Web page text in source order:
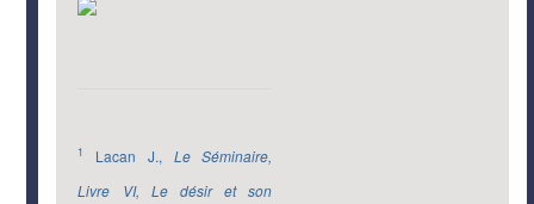
1 Lacan J., Le Séminaire,
Livre VI, Le désir et son